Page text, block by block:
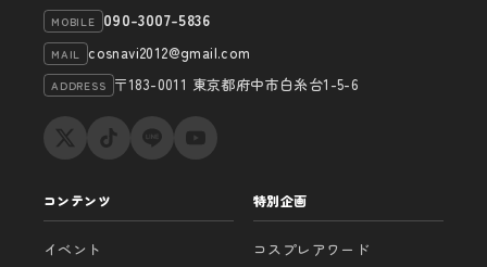
MOBILE 090-3007-5836
MAIL cosnavi2012@gmail.com
ADDRESS 〒183-0011 東京都府中市白糸台1-5-6
コンテンツ
イベント
特別企画
コスプレアワード